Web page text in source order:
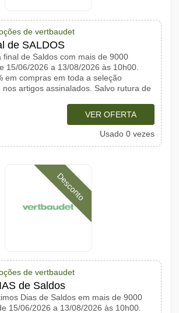
de vertbaudet
de SALDOS
final de Saldos com mais de 9000
15/06/2026 a 13/08/2026 às 10h00.
em compras em toda a seleção
nos artigos assinalados. Salvo rutura de
VER OFERTA
Usado 0 vezes
Desconto
de vertbaudet
de Saldos
Dias de Saldos em mais de 9000
15/06/2026 a 13/08/2026 às 10h00.